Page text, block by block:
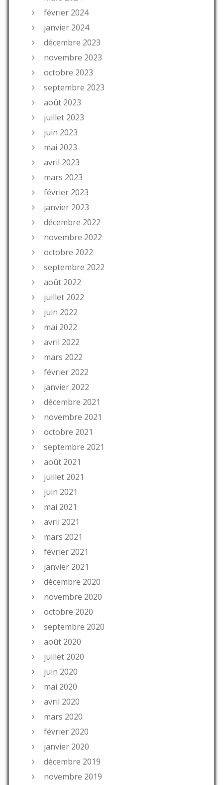
février 2024
janvier 2024
décembre 2023
novembre 2023
octobre 2023
septembre 2023
août 2023
juillet 2023
juin 2023
mai 2023
avril 2023
mars 2023
février 2023
janvier 2023
décembre 2022
novembre 2022
octobre 2022
septembre 2022
août 2022
juillet 2022
juin 2022
mai 2022
avril 2022
mars 2022
février 2022
janvier 2022
décembre 2021
novembre 2021
octobre 2021
septembre 2021
août 2021
juillet 2021
juin 2021
mai 2021
avril 2021
mars 2021
février 2021
janvier 2021
décembre 2020
novembre 2020
octobre 2020
septembre 2020
août 2020
juillet 2020
juin 2020
mai 2020
avril 2020
mars 2020
février 2020
janvier 2020
décembre 2019
novembre 2019